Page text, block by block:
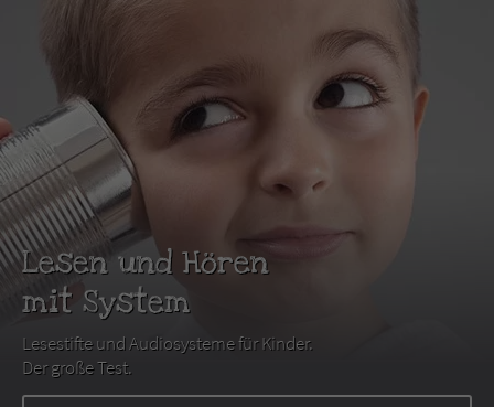
Lesen und Hören
mit System
Lesestifte und Audiosysteme für Kinder.
Der große Test.